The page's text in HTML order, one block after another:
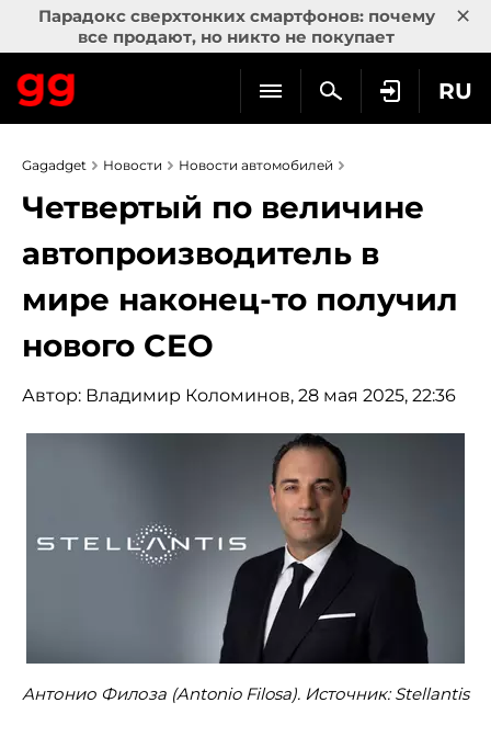
Парадокс сверхтонких смартфонов: почему
все продают, но никто не покупает
×
RU
Gagadget Новости Новости автомобилей
Четвертый по величине
автопроизводитель в
мире наконец-то получил
нового CEO
Автор: Владимир Коломинов, 28 мая 2025, 22:36
Антонио Филоза (Antonio Filosa). Источник: Stellantis